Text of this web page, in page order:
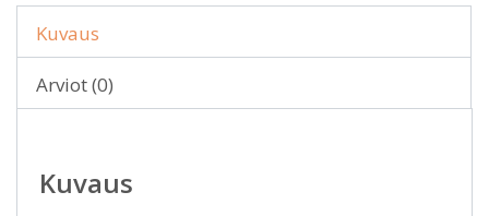
Kuvaus
Arviot (0)
Kuvaus